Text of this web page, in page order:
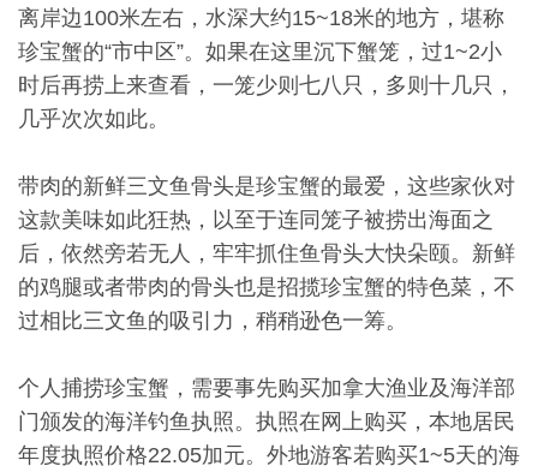
离岸边100米左右，水深大约15~18米的地方，堪称
珍宝蟹的“市中区”。如果在这里沉下蟹笼，过1~2小
时后再捞上来查看，一笼少则七八只，多则十几只，
几乎次次如此。
带肉的新鲜三文鱼骨头是珍宝蟹的最爱，这些家伙对
这款美味如此狂热，以至于连同笼子被捞出海面之
后，依然旁若无人，牢牢抓住鱼骨头大快朵颐。新鲜
的鸡腿或者带肉的骨头也是招揽珍宝蟹的特色菜，不
过相比三文鱼的吸引力，稍稍逊色一筹。
个人捕捞珍宝蟹，需要事先购买加拿大渔业及海洋部
门颁发的海洋钓鱼执照。执照在网上购买，本地居民
年度执照价格22.05加元。外地游客若购买1~5天的海